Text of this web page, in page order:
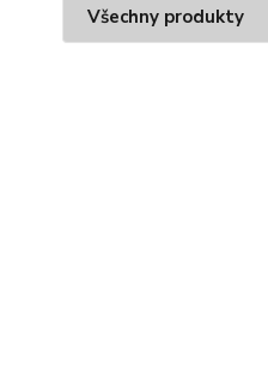
Všechny produkty